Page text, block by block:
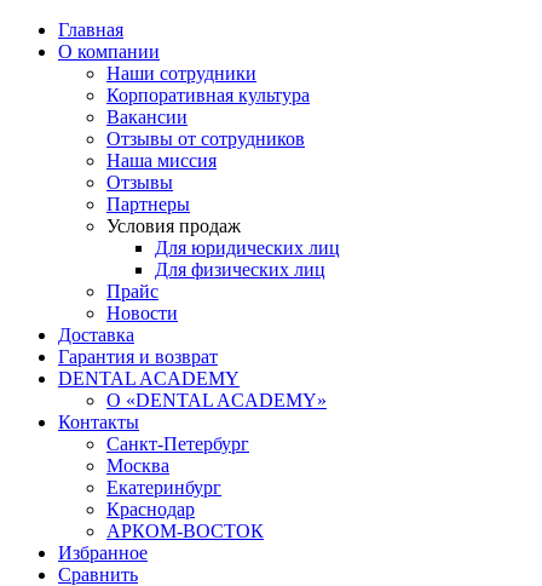
Главная
О компании
Наши сотрудники
Корпоративная культура
Вакансии
Отзывы от сотрудников
Наша миссия
Отзывы
Партнеры
Условия продаж
Для юридических лиц
Для физических лиц
Прайс
Новости
Доставка
Гарантия и возврат
DENTAL ACADEMY
О «DENTAL ACADEMY»
Контакты
Санкт-Петербург
Москва
Екатеринбург
Краснодар
АРКОМ-ВОСТОК
Избранное
Сравнить